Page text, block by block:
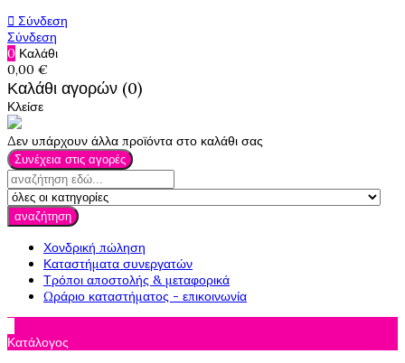
 Σύνδεση
Σύνδεση
0 Καλάθι
0,00 €
Καλάθι αγορών (0)
Κλείσε
Δεν υπάρχουν άλλα προϊόντα στο καλάθι σας
Συνέχεια στις αγορές
αναζήτηση
Χονδρική πώληση
Καταστήματα συνεργατών
Τρόποι αποστολής & μεταφορικά
Ωράριο καταστήματος - επικοινωνία
Κατάλογος